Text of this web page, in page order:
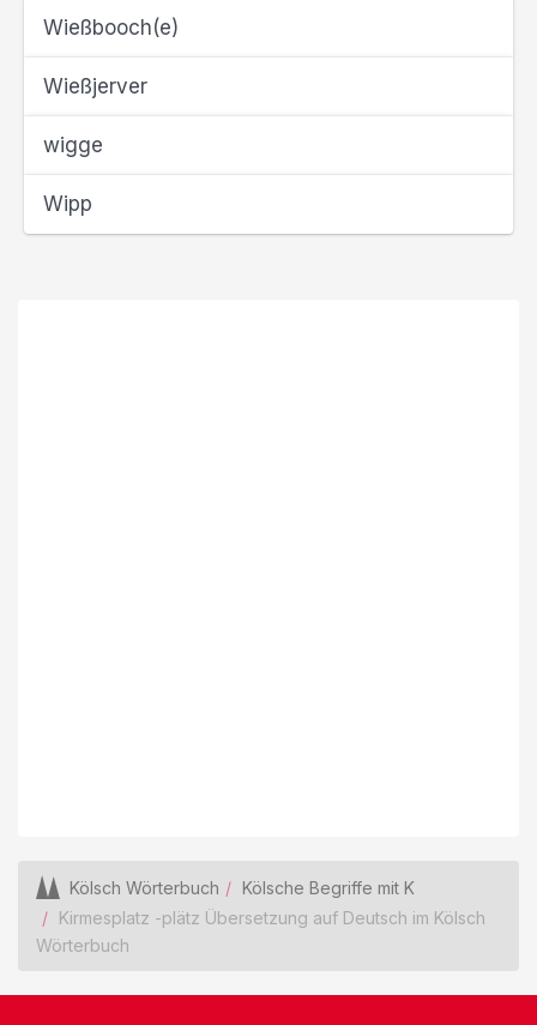
Wießbooch(e)
Wießjerver
wigge
Wipp
Kölsch Wörterbuch
Kölsche Begriffe mit K
Kirmesplatz -plätz Übersetzung auf Deutsch im Kölsch
Wörterbuch